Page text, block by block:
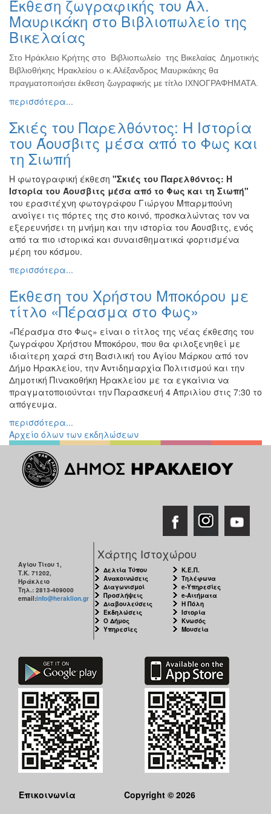
Ζωγραφική
Φωτογραφία
Τραγούδι
Μουσική
Κινηματογράφος
Χορός
Παζάρι
Ειδών
Συνέδρια
Ημερίδες
-
Διημερίδες
Σεμινάρια-
Διαλέξεις-
Ομιλίες
Διάφορες
Εκδηλώσεις
για
Άλλες
Εκδηλώσεις
ΤΟΠΟΣ
ΜΑΣ
ΔΗΜΟΣ
Έκθεση ζωγραφικής του Αλ.
Μαυρικάκη στο Βιβλιοπωλείο της
Βικελαίας
Στο Ηράκλειο Κρήτης στο Βιβλιοπωλείο της Βικελαίας Δημοτικής
Βιβλιοθήκης Ηρακλείου ο κ.Αλέξανδρος Μαυρικάκης θα
πραγματοποιήσει έκθεση ζωγραφικής με τίτλο ΙΧΝΟΓΡΑΦΗΜΑΤΑ.
περισσότερα...
Σκιές του Παρελθόντος: Η Ιστορία
του Άουσβιτς μέσα από το Φως και
τη Σιωπή
Η φωτογραφική έκθεση "Σκιές του Παρελθόντος: Η
Ιστορία του Άουσβιτς μέσα από το Φως και τη Σιωπή"
του ερασιτέχνη φωτογράφου Γιώργου Μπαρμπούνη
ανοίγει τις πόρτες της στο κοινό, προσκαλώντας τον να
εξερευνήσει τη μνήμη και την ιστορία του Άουσβιτς, ενός
από τα πιο ιστορικά και συναισθηματικά φορτισμένα
μέρη του κόσμου.
περισσότερα...
Έκθεση του Χρήστου Μποκόρου με
τίτλο «Πέρασμα στο Φως»
«Πέρασμα στο Φως» είναι ο τίτλος της νέας έκθεσης του
ζωγράφου Χρήστου Μποκόρου, που θα φιλοξενηθεί με
ιδιαίτερη χαρά στη Βασιλική του Αγίου Μάρκου από τον
Δήμο Ηρακλείου, την Αντιδημαρχία Πολιτισμού και την
Δημοτική Πινακοθήκη Ηρακλείου με τα εγκαίνια να
πραγματοποιούνται την Παρασκευή 4 Απριλίου στις 7:30 το
απόγευμα.
περισσότερα...
Αρχείο όλων των εκδηλώσεων
Αγίου Τίτου 1,
Τ.Κ. 71202,
Ηράκλειο
Τηλ.: 2813-409000
email:info@heraklion.gr
Χάρτης Ιστοχώρου
Δελτία Τύπου
Ανακοινώσεις
Διαγωνισμοί
Προσλήψεις
Διαβουλεύσεις
Εκδηλώσεις
Ο Δήμος
Υπηρεσίες
Κ.Ε.Π.
Τηλέφωνα
e-Υπηρεσίες
e-Αιτήματα
Η Πόλη
Ιστορία
Κνωσός
Μουσεία
Επικοινωνία
Copyright © 2026